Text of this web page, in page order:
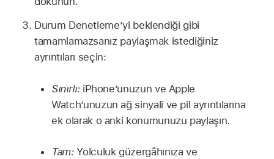
Durum Denetleme’yi beklendiği gibi
tamamlamazsanız paylaşmak istediğiniz
ayrıntıları seçin:
Sınırlı:iPhone’unuzun ve Apple
Watch’unuzun ağ sinyali ve pil ayrıntılarına
ek olarak o anki konumunuzu paylaşın.
Tam:Yolculuk güzergâhınıza ve